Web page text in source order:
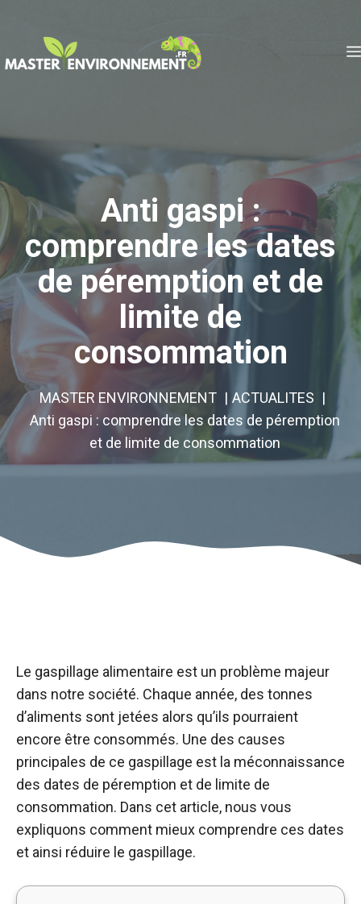
contenu
Anti gaspi :
comprendre les dates
de péremption et de
limite de
consommation
MASTER ENVIRONNEMENT
ACTUALITES
Anti gaspi : comprendre les dates de péremption
et de limite de consommation
Le gaspillage alimentaire est un problème majeur
dans notre société. Chaque année, des tonnes
d’aliments sont jetées alors qu’ils pourraient
encore être consommés. Une des causes
principales de ce gaspillage est la méconnaissance
des dates de péremption et de limite de
consommation. Dans cet article, nous vous
expliquons comment mieux comprendre ces dates
et ainsi réduire le gaspillage.